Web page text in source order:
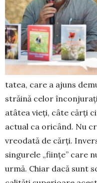
tatea, care a ajuns
stră­ină celor
atâtea vieți, câte cărți
actual ca oricând. Nu
vreodată de cărți.
singurele „ființe” care
urmă. Chiar dacă sunt